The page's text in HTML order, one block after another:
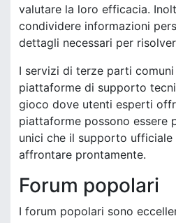
valutare la loro efficacia.
condividere informazioni
dettagli necessari per
I servizi di terze parti
piattaforme di supporto
gioco dove utenti esperti
piattaforme possono essere
unici che il supporto
affrontare prontamente.
Forum popolari
I forum popolari sono